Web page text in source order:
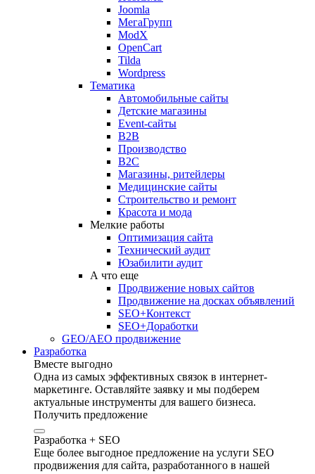
Joomla
МегаГрупп
ModX
OpenCart
Tilda
Wordpress
Тематика
Автомобильные сайты
Детские магазины
Event-сайты
B2B
Производство
B2C
Магазины, ритейлеры
Медицинские сайты
Строительство и ремонт
Красота и мода
Мелкие работы
Оптимизация сайта
Технический аудит
Юзабилити аудит
А что еще
Продвижение новых сайтов
Продвижение на досках объявлений
SEO+Контекст
SEO+Доработки
GEO/AEO продвижение
Разработка
Вместе выгодно
Одна из самых эффективных связок в интернет-
маркетинге. Оставляйте заявку и мы подберем
актуальные инструменты для вашего бизнеса.
Получить предложение
Разработка + SEO
Еще более выгодное предложение на услуги SEO
продвижения для сайта, разработанного в нашей